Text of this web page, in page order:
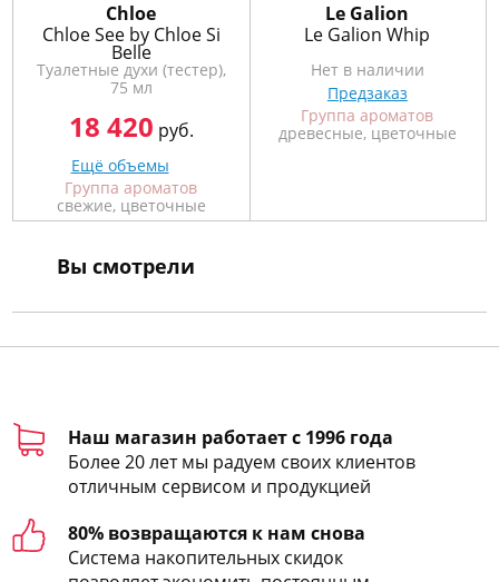
Chloe
Chloe See by Chloe Si
Belle
Туалетные духи (тестер),
75 мл
18 420 руб.
Ещё объемы
Группа ароматов
свежие, цветочные
Le Galion
Le Galion Whip
Нет в наличии
Предзаказ
Группа ароматов
древесные, цветочные
Вы смотрели
Наш магазин работает с 1996 года
Более 20 лет мы радуем своих клиентов
отличным сервисом и продукцией
80% возвращаются к нам снова
Система накопительных скидок